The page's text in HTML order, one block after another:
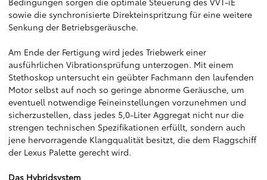
sowie die synchronisierte Direkteinspritzung für eine weitere
Senkung der Betriebsgeräusche.
Am Ende der Fertigung wird jedes Triebwerk einer
ausführlichen Vibrationsprüfung unterzogen. Mit einem
Stethoskop untersucht ein geübter Fachmann den laufenden
Motor selbst auf noch so geringe abnorme Geräusche, um
eventuell notwendige Feineinstellungen vorzunehmen und
sicherzustellen, dass jedes 5,0-Liter Aggregat nicht nur die
strengen technischen Spezifikationen erfüllt, sondern auch
jene hervorragende Klangqualität besitzt, die dem Flaggschiff
der Lexus Palette gerecht wird.
Das Hybridsystem